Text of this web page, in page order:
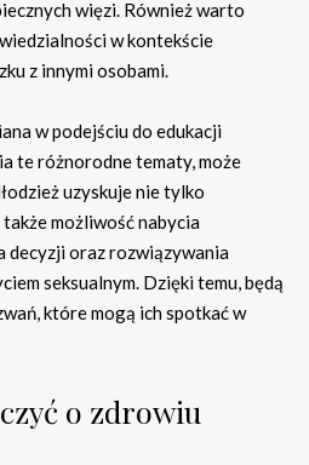
więzi. Również warto
w kontekście
z innymi osobami.
w podejściu do edukacji
te różnorodne tematy, może
uzyskuje nie tylko
możliwość nabycia
decyzji oraz rozwiązywania
seksualnym. Dzięki temu, będą
które mogą ich spotkać w
o zdrowiu